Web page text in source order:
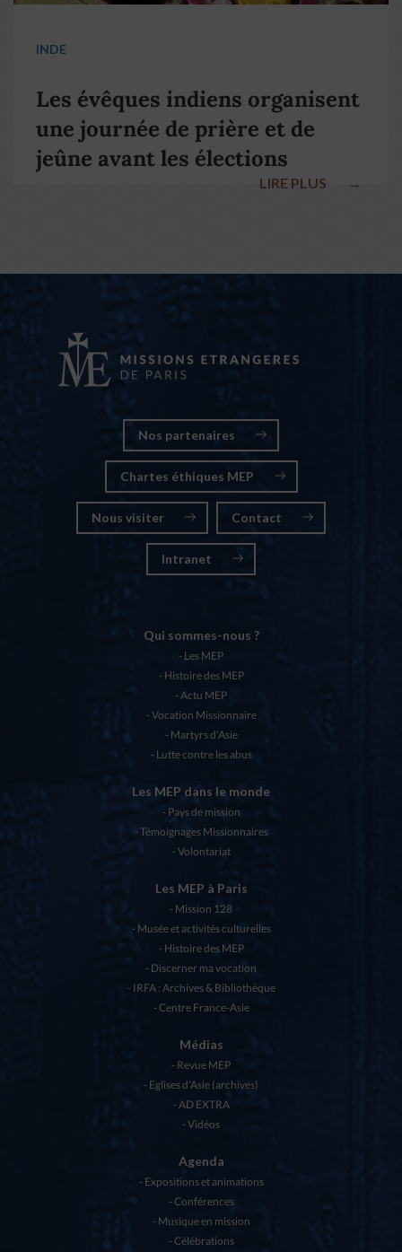
INDE
Les évêques indiens organisent
une journée de prière et de
jeûne avant les élections
LIRE PLUS →
Nos partenaires
Chartes éthiques MEP
Nous visiter Contact
Intranet
Qui sommes-nous ?
Les MEP
Histoire des MEP
Actu MEP
Vocation Missionnaire
Martyrs d’Asie
Lutte contre les abus
Les MEP dans le monde
Pays de mission
Témoignages Missionnaires
Volontariat
Les MEP à Paris
Mission 128
Musée et activités culturelles
Histoire des MEP
Discerner ma vocation
IRFA : Archives & Bibliothèque
Centre France-Asie
Médias
Revue MEP
Eglises d’Asie (archives)
AD EXTRA
Vidéos
Agenda
Expositions et animations
Conférences
Musique en mission
Célébrations